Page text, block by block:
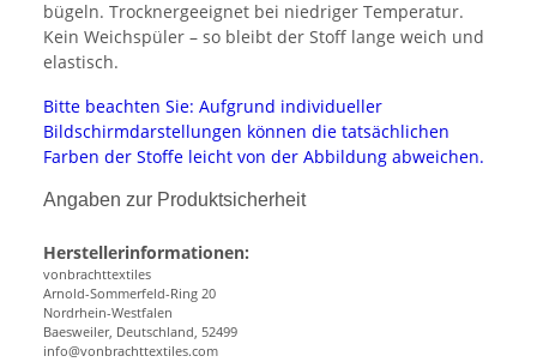
bügeln. Trocknergeeignet bei niedriger Temperatur.
Kein Weichspüler – so bleibt der Stoff lange weich und
elastisch.
Bitte beachten Sie: Aufgrund individueller
Bildschirmdarstellungen können die tatsächlichen
Farben der Stoffe leicht von der Abbildung abweichen.
Angaben zur Produktsicherheit
Herstellerinformationen:
vonbrachttextiles
Arnold-Sommerfeld-Ring 20
Nordrhein-Westfalen
Baesweiler, Deutschland, 52499
info@vonbrachttextiles.com